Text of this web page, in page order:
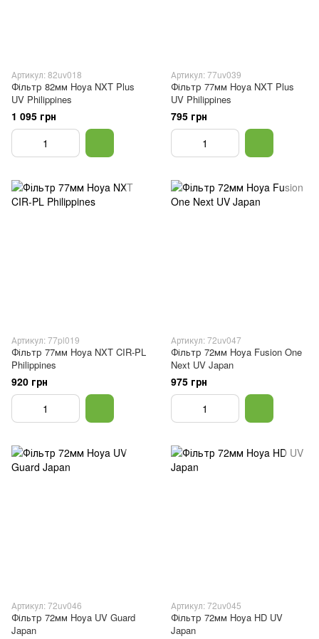
Артикул: 82uv018
Фільтр 82мм Hoya NXT Plus
UV Philippines
1 095 грн
Артикул: 77uv039
Фільтр 77мм Hoya NXT Plus
UV Philippines
795 грн
Артикул: 77pl019
Фільтр 77мм Hoya NXT CIR-PL
Philippines
920 грн
Артикул: 72uv047
Фільтр 72мм Hoya Fusion One
Next UV Japan
975 грн
Артикул: 72uv046
Фільтр 72мм Hoya UV Guard
Japan
Артикул: 72uv045
Фільтр 72мм Hoya HD UV
Japan